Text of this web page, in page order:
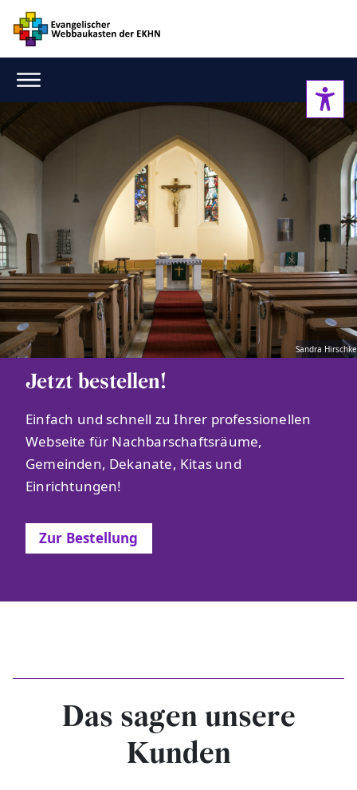
Sandra Hirschke
Jetzt bestellen!
Einfach und schnell zu Ihrer professionellen
Webseite für Nachbarschaftsräume,
Gemeinden, Dekanate, Kitas und
Einrichtungen!
Zur Bestellung
Das sagen unsere
Kunden